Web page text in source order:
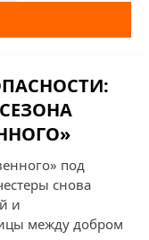
под
снова
и
между добром